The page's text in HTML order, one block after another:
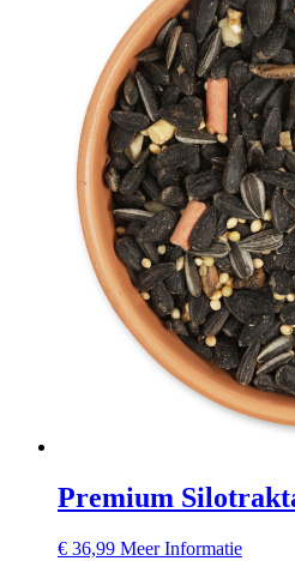
Premium
€ 36,99 Meer Informatie